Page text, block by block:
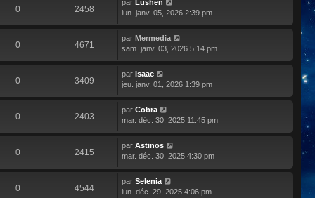
0 2458
par Lushen
lun. janv. 05, 2026 2:39 pm
0 4671
par Mermedia
sam. janv. 03, 2026 5:14 pm
0 3409
par Isaac
jeu. janv. 01, 2026 1:39 pm
0 2403
par Cobra
mar. déc. 30, 2025 11:45 pm
0 2415
par Astinos
mar. déc. 30, 2025 4:30 pm
0 4544
par Selenia
lun. déc. 29, 2025 4:06 pm